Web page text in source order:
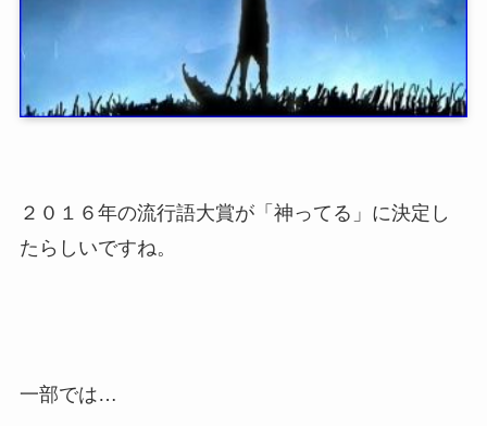
２０１６年の流行語大賞が「神ってる」に決定し
たらしいですね。
一部では…